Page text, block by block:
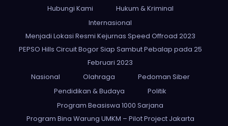
Hubungi Kami
Hukum & Kriminal
Internasional
Menjadi Lokasi Resmi Kejurnas Speed Offroad 2023
PEPSO Hills Circuit Bogor Siap Sambut Pebalap pada 25
Februari 2023
Nasional
Olahraga
Pedoman Siber
Pendidikan & Budaya
Politik
Program Beasiswa 1000 Sarjana
Program Bina Warung UMKM – Pilot Project Jakarta